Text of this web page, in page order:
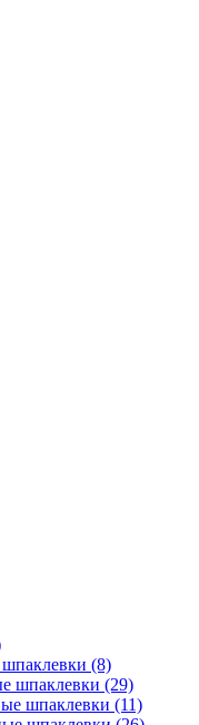
(8)
шпаклевки (29)
шпаклевки (11)